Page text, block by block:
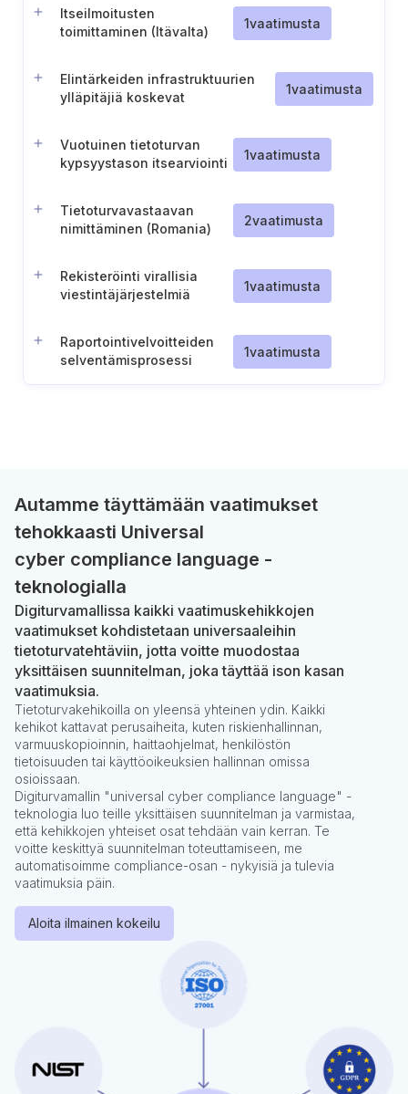
Itseilmoitusten
toimittaminen (Itävalta)
1vaatimusta
Elintärkeiden infrastruktuurien
ylläpitäjiä koskevat
(Saksa)
1vaatimusta
Vuotuinen tietoturvan
kypsyystason itsearviointi
1vaatimusta
Tietoturvavastaavan
nimittäminen (Romania)
2vaatimusta
Rekisteröinti virallisia
viestintäjärjestelmiä
1vaatimusta
Raportointivelvoitteiden
selventämisprosessi
1vaatimusta
Autamme täyttämään vaatimukset
tehokkaasti Universal
cyber compliance language -
teknologialla
Digiturvamallissa kaikki vaatimuskehikkojen
vaatimukset kohdistetaan universaaleihin
tietoturvatehtäviin, jotta voitte muodostaa
yksittäisen suunnitelman, joka täyttää ison kasan
vaatimuksia.
Tietoturvakehikoilla on yleensä yhteinen ydin. Kaikki
kehikot kattavat perusaiheita, kuten riskienhallinnan,
varmuuskopioinnin, haittaohjelmat, henkilöstön
tietoisuuden tai käyttöoikeuksien hallinnan omissa
osioissaan.
Digiturvamallin "universal cyber compliance language" -
teknologia luo teille yksittäisen suunnitelman ja varmistaa,
että kehikkojen yhteiset osat tehdään vain kerran. Te
voitte keskittyä suunnitelman toteuttamiseen, me
automatisoimme compliance-osan - nykyisiä ja tulevia
vaatimuksia päin.
Aloita ilmainen kokeilu